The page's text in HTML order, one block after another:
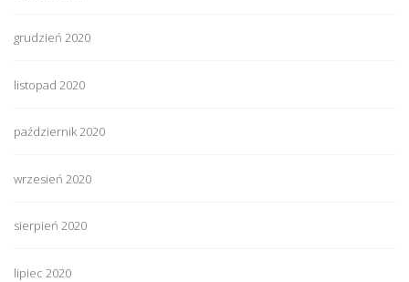
grudzień 2020
listopad 2020
październik 2020
wrzesień 2020
sierpień 2020
lipiec 2020